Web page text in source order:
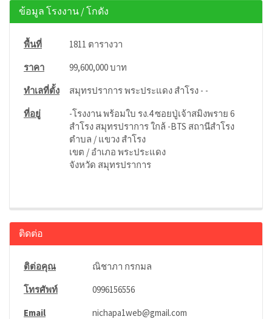
ข้อมูล โรงงาน / โกดัง
พื้นที่
1811 ตารางวา
ราคา
99,600,000 บาท
ทำเลที่ตั้ง
สมุทรปราการ พระประแดง สำโรง - -
ที่อยู่
-โรงงาน พร้อมใบ รง.4 ซอยปู่เจ้าสมิงพราย 6
สำโรง สมุทรปราการ ใกล้ -BTS สถานีสำโรง
ตำบล / แขวง สำโรง
เขต / อำเภอ พระประแดง
จังหวัด สมุทรปราการ
ติดต่อ
ติต่อคุณ
ณิชาภา กรกมล
โทรศัพท์
0996156556
Email
nichapa1web@gmail.com